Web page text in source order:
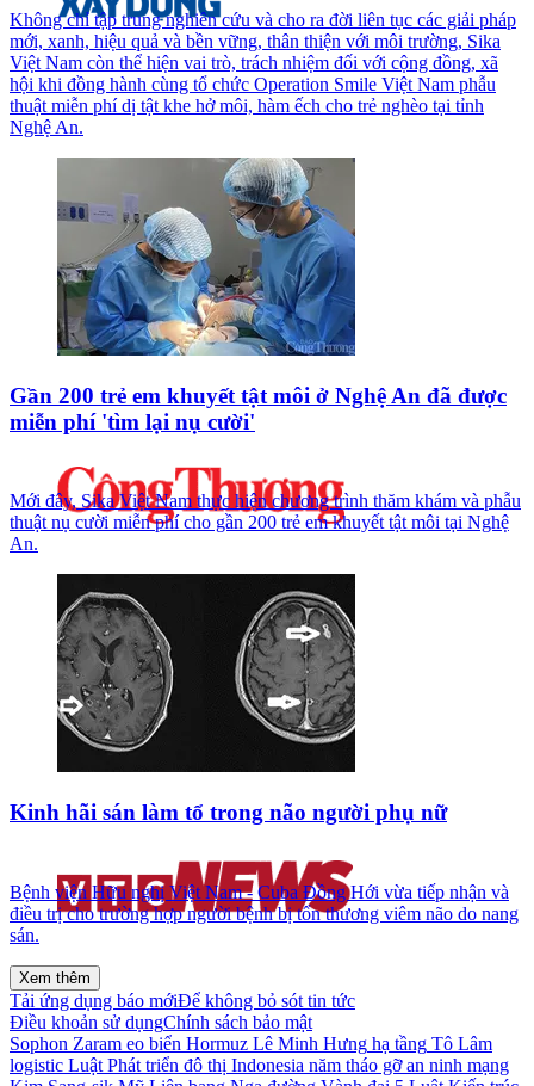
Không chỉ tập trung nghiên cứu và cho ra đời liên tục các giải pháp
mới, xanh, hiệu quả và bền vững, thân thiện với môi trường, Sika
Việt Nam còn thể hiện vai trò, trách nhiệm đối với cộng đồng, xã
hội khi đồng hành cùng tổ chức Operation Smile Việt Nam phẫu
thuật miễn phí dị tật khe hở môi, hàm ếch cho trẻ nghèo tại tỉnh
Nghệ An.
Gần 200 trẻ em khuyết tật môi ở Nghệ An đã được
miễn phí 'tìm lại nụ cười'
Mới đây, Sika Việt Nam thực hiện chương trình thăm khám và phẫu
thuật nụ cười miễn phí cho gần 200 trẻ em khuyết tật môi tại Nghệ
An.
Kinh hãi sán làm tổ trong não người phụ nữ
Bệnh viện Hữu nghị Việt Nam - Cuba Đồng Hới vừa tiếp nhận và
điều trị cho trường hợp người bệnh bị tổn thương viêm não do nang
sán.
Xem thêm
Tải ứng dụng báo mớiĐể không bỏ sót tin tức
Điều khoản sử dụngChính sách bảo mật
Sophon Zaram eo biển Hormuz Lê Minh Hưng hạ tầng Tô Lâm
logistic Luật Phát triển đô thị Indonesia năm tháo gỡ an ninh mạng